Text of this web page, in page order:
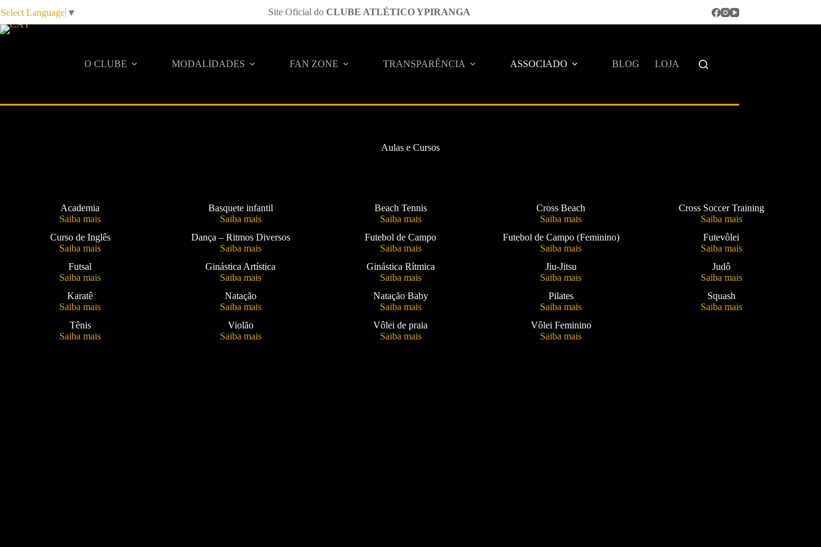
para
o
conteúdo
Select Language ▼ Site Oficial doCLUBE ATLÉTICO YPIRANGA
O CLUBE MODALIDADES FAN ZONE TRANSPARÊNCIA ASSOCIADO BLOG LOJA
Aulas e Cursos
Academia
Saiba mais
Basquete infantil
Saiba mais
Beach Tennis
Saiba mais
Cross Beach
Saiba mais
Cross Soccer Training
Saiba mais
Curso de Inglês
Saiba mais
Dança – Ritmos Diversos
Saiba mais
Futebol de Campo
Saiba mais
Futebol de Campo (Feminino)
Saiba mais
Futevôlei
Saiba mais
Futsal
Saiba mais
Ginástica Artística
Saiba mais
Ginástica Rítmica
Saiba mais
Jiu-Jitsu
Saiba mais
Judô
Saiba mais
Karatê
Saiba mais
Natação
Saiba mais
Natação Baby
Saiba mais
Pilates
Saiba mais
Squash
Saiba mais
Tênis
Saiba mais
Violão
Saiba mais
Vôlei de praia
Saiba mais
Vôlei Feminino
Saiba mais